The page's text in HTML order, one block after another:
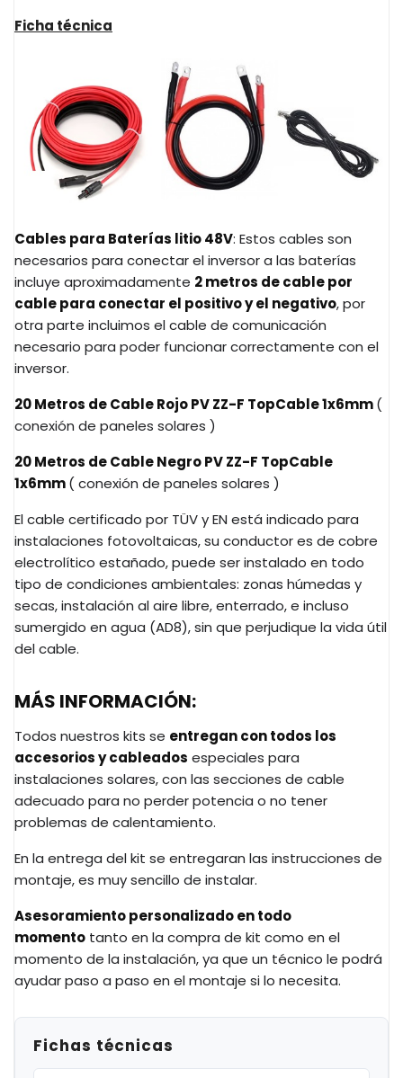
Ficha técnica
Cables para Baterías litio 48V: Estos cables son
necesarios para conectar el inversor a las baterías
incluye aproximadamente 2 metros de cable por
cable para conectar el positivo y el negativo, por
otra parte incluimos el cable de comunicación
necesario para poder funcionar correctamente con el
inversor.
20 Metros de Cable Rojo PV ZZ-F TopCable 1x6mm(
conexión de paneles solares )
20 Metros de Cable Negro PV ZZ-F TopCable
1x6mm( conexión de paneles solares )
El cable certificado por TÜV y EN está indicado para
instalaciones fotovoltaicas, su conductor es de cobre
electrolítico estañado, puede ser instalado en todo
tipo de condiciones ambientales: zonas húmedas y
secas, instalación al aire libre, enterrado, e incluso
sumergido en agua (AD8), sin que perjudique la vida útil
del cable.
MÁS INFORMACIÓN:
Todos nuestros kits se entregan con todos los
accesorios y cableados especiales para
instalaciones solares, con las secciones de cable
adecuado para no perder potencia o no tener
problemas de calentamiento.
En la entrega del kit se entregaran las instrucciones de
montaje, es muy sencillo de instalar.
Asesoramiento personalizado en todo
momento tanto en la compra de kit como en el
momento de la instalación, ya que un técnico le podrá
ayudar paso a paso en el montaje si lo necesita.
Fichas técnicas